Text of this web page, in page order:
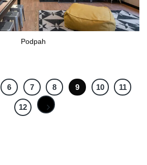
Podpah
6 7 8 9 10 11
12